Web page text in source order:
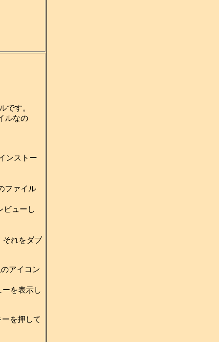
です。
ルなの
ンストー
ファイル
ビューし
それをダブ
アイコン
を表示し
を押して